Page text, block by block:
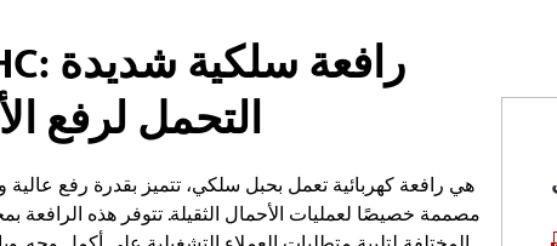
التحمل لرفع
مصممة خصيصًا لعمليات الأحمال الثقيلة. تتوفر هذه